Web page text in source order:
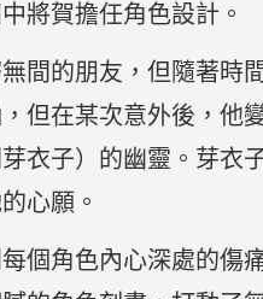
將賀擔任角色設計。
間的朋友，但隨著時
但在某次意外後，他
衣子）的幽靈。芽
心願。
個角色內心深處的傷